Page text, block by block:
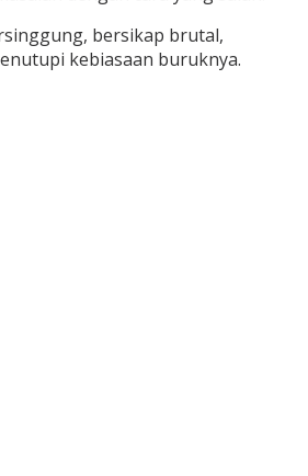
bersikap brutal,
kebiasaan buruknya.